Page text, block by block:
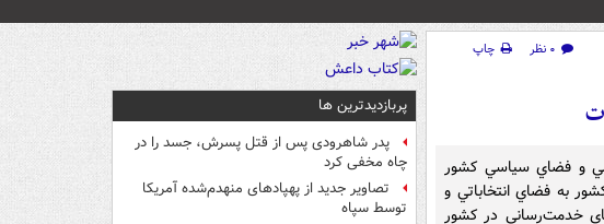
۰ نظر
چاپ
و فضاي سياسي كشور
به فضاي انتخاباتي و
خدمت‌رساني در كشور
پربازدیدترین ها
پدر شاهرودی پس از قتل پسرش، جسد را در
چاه مخفی کرد
تصاویر جدید از پهپادهای منهدم‌شده آمریکا
توسط سپاه